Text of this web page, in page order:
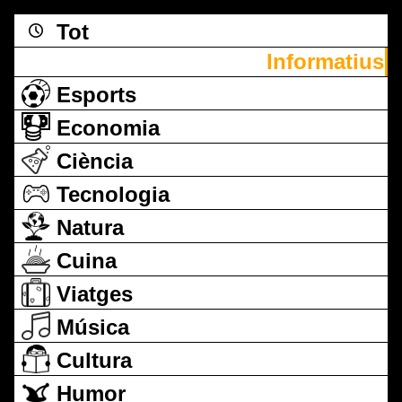
Tot
Informatius
Esports
Economia
Ciència
Tecnologia
Natura
Cuina
Viatges
Música
Cultura
Humor